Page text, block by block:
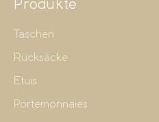
Produkte
Taschen
Rucksäcke
Etuis
Portemonnaies